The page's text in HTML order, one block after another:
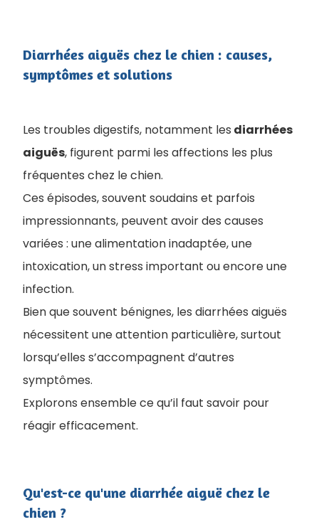
Diarrhées aiguës chez le chien : causes,
symptômes et solutions
Les troubles digestifs, notamment les diarrhées
aiguës, figurent parmi les affections les plus
fréquentes chez le chien.
Ces épisodes, souvent soudains et parfois
impressionnants, peuvent avoir des causes
variées : une alimentation inadaptée, une
intoxication, un stress important ou encore une
infection.
Bien que souvent bénignes, les diarrhées aiguës
nécessitent une attention particulière, surtout
lorsqu’elles s’accompagnent d’autres
symptômes.
Explorons ensemble ce qu’il faut savoir pour
réagir efficacement.
Qu'est-ce qu'une diarrhée aiguë chez le
chien ?